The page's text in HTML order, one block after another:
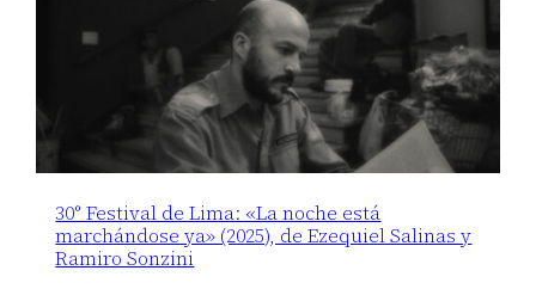
30° Festival de Lima: «La noche está
marchándose ya» (2025), de Ezequiel Salinas y
Ramiro Sonzini